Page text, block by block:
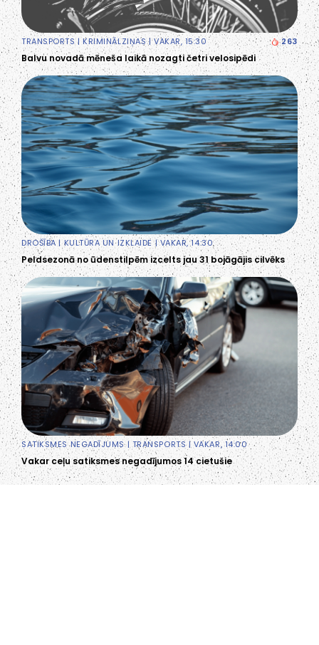
TRANSPORTS|KRIMINĀLZIŅAS| VAKAR, 15:30 263
Balvu novadā mēneša laikā nozagti četri velosipēdi
DROŠĪBA |KULTŪRA UN IZKLAIDE | VAKAR, 14:30
Peldsezonā no ūdenstilpēm izcelts jau 31 bojāgājis cilvēks
SATIKSMES NEGADĪJUMS| TRANSPORTS| VAKAR, 14:00
Vakar ceļu satiksmes negadījumos 14 cietušie